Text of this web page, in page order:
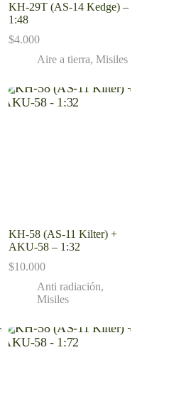
KH-29T (AS-14 Kedge) –
1:48
$4.000
Aire a tierra,Misiles
KH-58 (AS-11 Kilter) +
AKU-58 – 1:32
$10.000
Anti radiación,
Misiles